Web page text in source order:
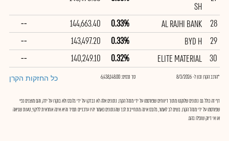
SH
28
AL RAJHI BANK
0.33%
144,663.40
--
29
BYD H
0.33%
143,497.20
--
30
ELITE MATERIAL
0.32%
140,249.10
--
*הרכב הקרן נכון ל- 8/3/2026 סך נכסים: 6,438,148.00 כל החזקות הקרן
דף זה כולל גם נתונים שלוקטו מתוך דיווחים שפורסמו על ידי מנהל הקרן. נתונים אלה לא נבדקו על ידי גלובס ולא בוקרו על ידה, והם מוצגים כפי
שפורסמו על ידי מנהל הקרן. בשים לב לאמור, גלובס אינה מתחייבת לכך שהנתונים כאמור יהיו עדכניים תמיד והיא אינה אחראית לליקוי, טעות שגיאה
או אי דיוק שנפלו בהם.